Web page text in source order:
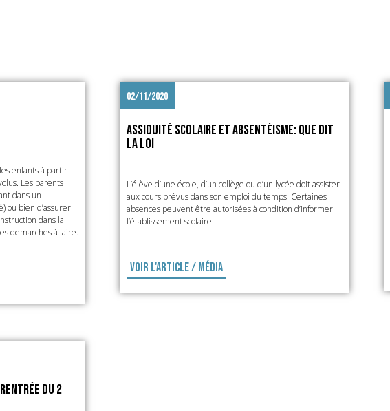
enfants à partir
Les parents
dans un
ou bien d’assurer
dans la
demarches à faire.
02/11/2020
Assiduité scolaire et absentéisme: que dit
la loi
L’élève d’une école, d’un collège ou d’un lycée doit assister
aux cours prévus dans son emploi du temps. Certaines
absences peuvent être autorisées à condition d’informer
l’établissement scolaire.
Voir l'article / média
du 2